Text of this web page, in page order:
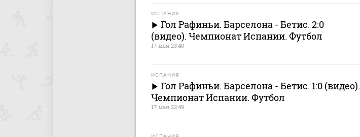
ИСПАНИЯ
Гол Рафиньи. Барселона - Бетис. 2:0
(видео). Чемпионат Испании. Футбол
17 мая 23:40
ИСПАНИЯ
Гол Рафиньи. Барселона - Бетис. 1:0 (видео).
Чемпионат Испании. Футбол
17 мая 22:49